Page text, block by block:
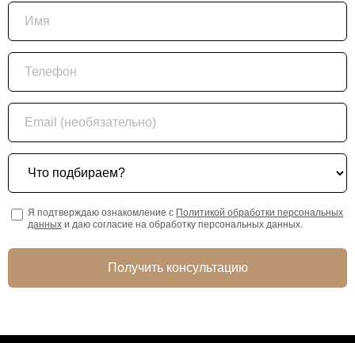
Имя
Телефон
Email (необязательно)
Что подбираем?
Я подтверждаю ознакомление с Политикой обработки персональных
данных и даю согласие на обработку персональных данных.
Получить консультацию